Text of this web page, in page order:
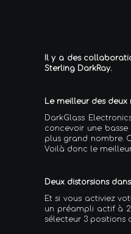
Il y a des
Sterling DarkRay.
Le meilleur des deux
DarkGlass
concevoir une
plus grand nombre.
Voilà donc le
Deux distorsions
Et si vous activiez
un préampli actif à
sélecteur 3 positions